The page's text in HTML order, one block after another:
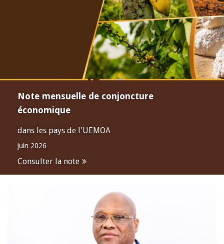
Note mensuelle de conjoncture
économique
dans les pays de l'UEMOA
juin 2026
Consulter la note